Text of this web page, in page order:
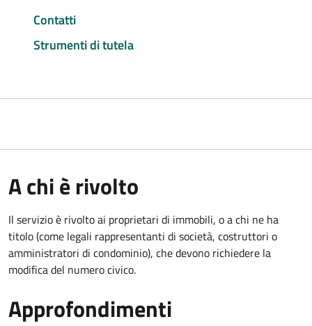
Contatti
Strumenti di tutela
A chi è rivolto
Il servizio è rivolto ai proprietari di immobili, o a chi ne ha
titolo (come legali rappresentanti di società, costruttori o
amministratori di condominio), che devono richiedere la
modifica del numero civico.
Approfondimenti